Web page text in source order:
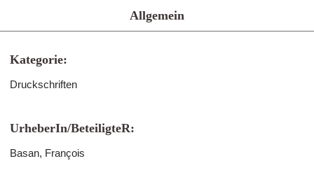
Allgemein
Kategorie:
Druckschriften
UrheberIn/BeteiligteR:
Basan, François